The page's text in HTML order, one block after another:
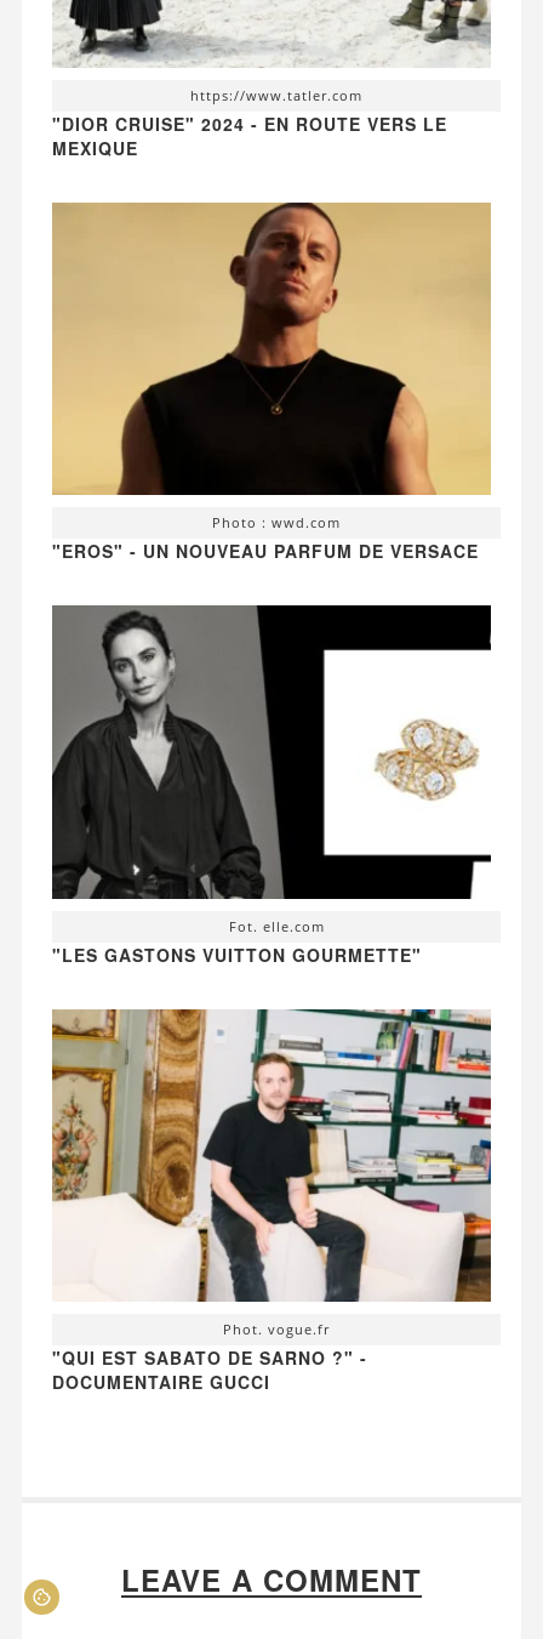
https://www.tatler.com
"DIOR CRUISE" 2024 - EN ROUTE VERS LE
MEXIQUE
Photo : wwd.com
"EROS" - UN NOUVEAU PARFUM DE VERSACE
Fot. elle.com
"LES GASTONS VUITTON GOURMETTE"
Phot. vogue.fr
"QUI EST SABATO DE SARNO ?" -
DOCUMENTAIRE GUCCI
LEAVE A COMMENT